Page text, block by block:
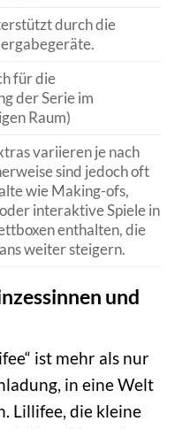
durch die
für die
der Serie im
Raum)
variieren je nach
sind jedoch oft
wie Making-ofs,
interaktive Spiele in
enthalten, die
weiter steigern.
und
ist mehr als nur
in eine Welt
Lillifee, die kleine